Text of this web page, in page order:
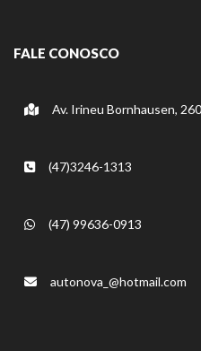
FALE CONOSCO
Av. Irineu Bornhausen,
(47)3246-1313
(47) 99636-0913
autonova_@hotmail.com